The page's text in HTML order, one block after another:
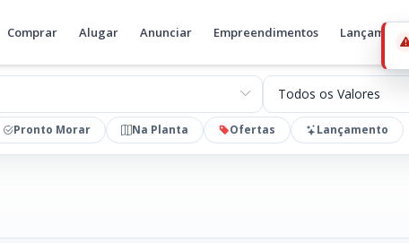
Comprar Alugar Anunciar Empreendimentos Lançamentos
Valores
Pronto Morar Na Planta Ofertas Lançamento